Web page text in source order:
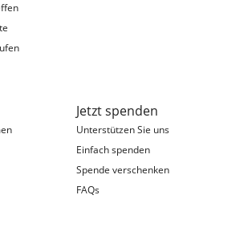
Jetzt spenden
Unterstützen Sie uns
Einfach spenden
Spende verschenken
FAQs